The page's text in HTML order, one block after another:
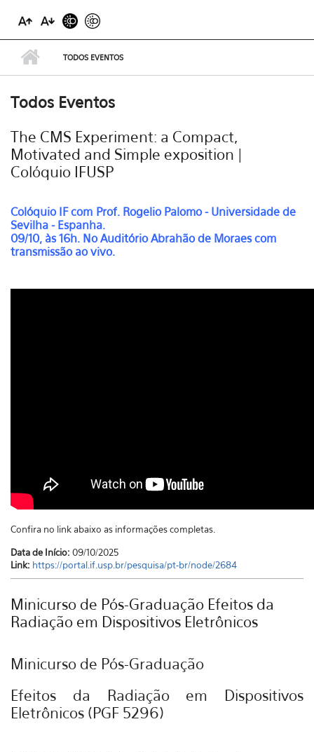
TODOS EVENTOS
Todos Eventos
The CMS Experiment: a Compact,
Motivated and Simple exposition |
Colóquio IFUSP
Colóquio IF com Prof. Rogelio Palomo - Universidade de
Sevilha - Espanha.
09/10, às 16h. No Auditório Abrahão de Moraes com
transmissão ao vivo.
Confira no link abaixo as informações completas.
Data de Início: 09/10/2025
Link: https://portal.if.usp.br/pesquisa/pt-br/node/2684
Minicurso de Pós-Graduação Efeitos da
Radiação em Dispositivos Eletrônicos
Minicurso de Pós-Graduação
Efeitos da Radiação em Dispositivos
Eletrônicos (PGF 5296)